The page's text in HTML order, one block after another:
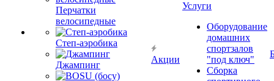
Перчатки
велосипедные
Степ-аэробика
Джампинг
Акции
Услуги
Оборудование
домашних
спортзалов
"под ключ"
Сборка